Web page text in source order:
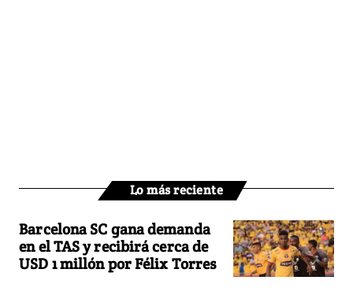
Lo más reciente
Barcelona SC gana demanda
en el TAS y recibirá cerca de
USD 1 millón por Félix Torres